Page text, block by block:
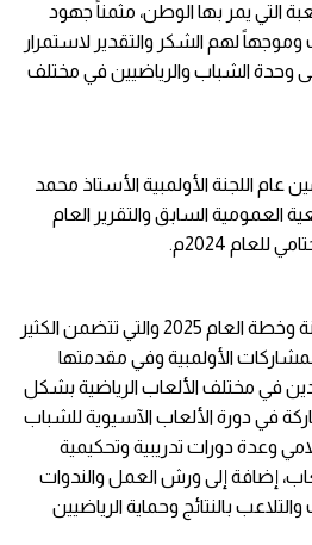
التي يمر بها الوطن، مثمناً جهود
وموجهاً لهم الشكر والتقدير لاستمرار
وحدة الشباب والرياضيين في مختلف
عام اللجنة الأولمبية الأستاذ محمد
العمومية السابق والتقرير العام
2024م.
كما استعرض مشروع موازنة وخطة العام 2025 والتي تتضمن الكثير
الأولمبية وفي مقدمتها
في مختلف الألعاب الرياضية بشكل
في دورة الألعاب الآسيوية للشباب
وعدة دورات تدريبية وتحكيمية
إضافة إلى ورش العمل والندوات
بالنتائج وحماية الرياضيين